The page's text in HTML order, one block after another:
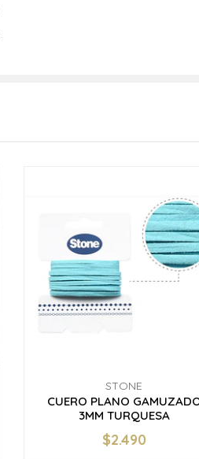
STONE
CUERO PLANO
3MM TURQUESA
+
$2.490